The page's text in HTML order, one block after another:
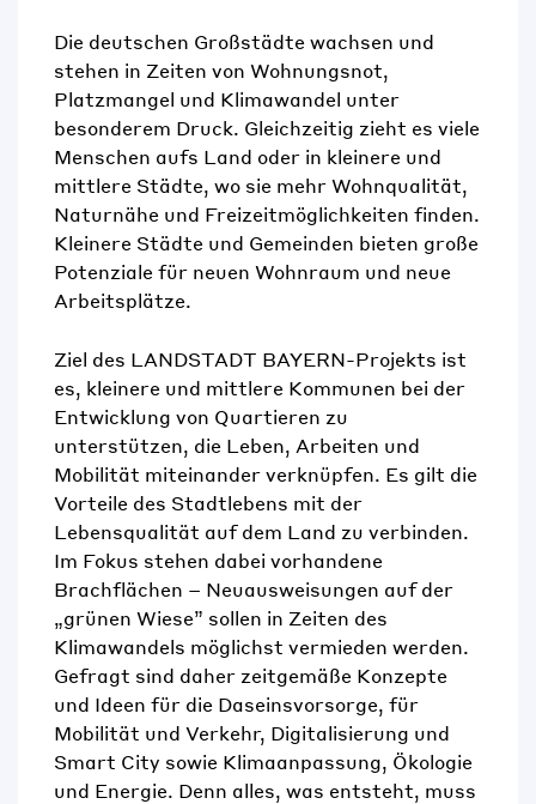
Die deutschen Großstädte wachsen und
stehen in Zeiten von Wohnungsnot,
Platzmangel und Klimawandel unter
besonderem Druck. Gleichzeitig zieht es viele
Menschen aufs Land oder in kleinere und
mittlere Städte, wo sie mehr Wohnqualität,
Naturnähe und Freizeitmöglichkeiten finden.
Kleinere Städte und Gemeinden bieten große
Potenziale für neuen Wohnraum und neue
Arbeitsplätze.
Ziel des LANDSTADT BAYERN-Projekts ist
es, kleinere und mittlere Kommunen bei der
Entwicklung von Quartieren zu
unterstützen, die Leben, Arbeiten und
Mobilität miteinander verknüpfen. Es gilt die
Vorteile des Stadtlebens mit der
Lebensqualität auf dem Land zu verbinden.
Im Fokus stehen dabei vorhandene
Brachflächen – Neuausweisungen auf der
„grünen Wiese” sollen in Zeiten des
Klimawandels möglichst vermieden werden.
Gefragt sind daher zeitgemäße Konzepte
und Ideen für die Daseinsvorsorge, für
Mobilität und Verkehr, Digitalisierung und
Smart City sowie Klimaanpassung, Ökologie
und Energie. Denn alles, was entsteht, muss